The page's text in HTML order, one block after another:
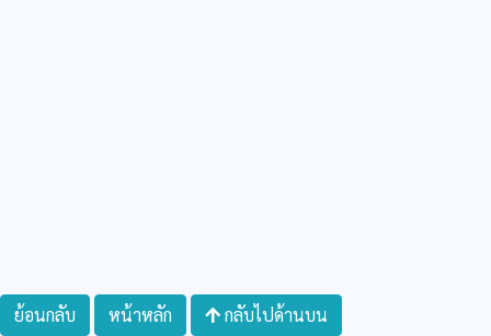
ย้อนกลับ หน้าหลัก กลับไปด้านบน